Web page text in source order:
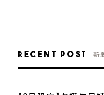
Recent Post 新